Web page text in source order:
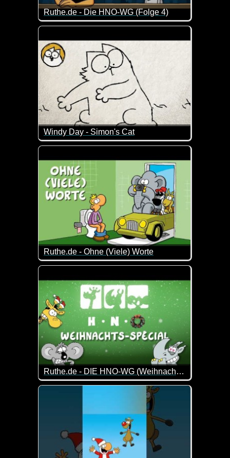
Ruthe.de - Die HNO-WG (Folge 4)
Und hier kommt Folge 4 der lustigen HNO-WG.
Windy Day - Simon's Cat
Ja, so ist er der Herbst - ziemlich windig! Das
Ruthe.de - Ohne (Viele) Worte
Ein Cartoon ist der direkteste und schnellste
Ruthe.de - DIE HNO-WG (Weihnachtsspecial)
Dir Drei von der HNO-WG sind einfach immer